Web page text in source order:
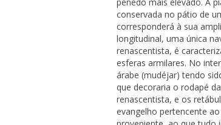
conservada no pátio de
corresponderá à sua
longitudinal, uma única
renascentista, é
esferas armilares. No
árabe (mudéjar) tendo
que decoraria o rodapé
renascentista, e os
evangelho pertencente